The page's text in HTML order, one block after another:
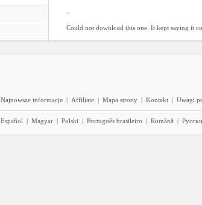
-
Could not download this one. It kept saying it
Najnowsze informacje | Affiliate | Mapa strony | Kontakt | Uwagi
Español | Magyar | Polski | Português brasileiro | Română |